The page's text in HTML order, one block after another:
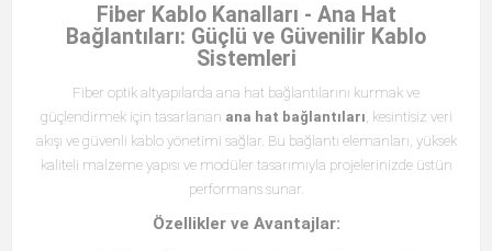
Fiber Kablo Kanalları - Ana Hat
Bağlantıları: Güçlü ve Güvenilir Kablo
Sistemleri
Fiber optik altyapılarda ana hat bağlantılarını kurmak ve
güçlendirmek için tasarlanan ana hat bağlantıları , kesintisiz veri
akışı ve güvenli kablo yönetimi sağlar. Bu bağlantı elemanları, yüksek
kaliteli malzeme yapısı ve modüler tasarımıyla projelerinizde üstün
performans sunar.
Özellikler ve Avantajlar: